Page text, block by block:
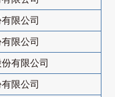
限公司
限公司
有限公司
限公司